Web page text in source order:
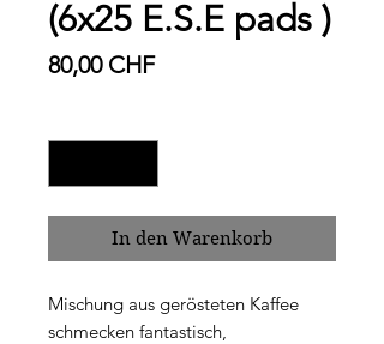
(6x25 E.S.E pads )
80,00 CHFPreis
In den Warenkorb
Mischung aus gerösteten Kaffee
schmecken fantastisch,